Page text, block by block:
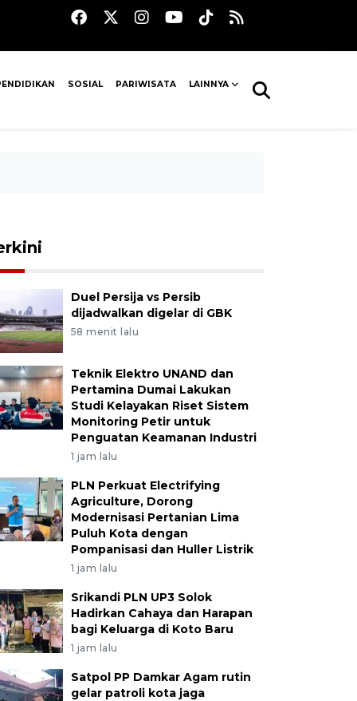
SOSIAL PARIWISATA LAINNYA
Duel Persija vs Persib
dijadwalkan digelar di GBK
58 menit lalu
Teknik Elektro UNAND dan
Pertamina Dumai Lakukan
Studi Kelayakan Riset Sistem
Monitoring Petir untuk
Penguatan Keamanan Industri
1 jam lalu
PLN Perkuat Electrifying
Agriculture, Dorong
Modernisasi Pertanian Lima
Puluh Kota dengan
Pompanisasi dan Huller Listrik
1 jam lalu
Srikandi PLN UP3 Solok
Hadirkan Cahaya dan Harapan
bagi Keluarga di Koto Baru
1 jam lalu
Satpol PP Damkar Agam rutin
gelar patroli kota jaga